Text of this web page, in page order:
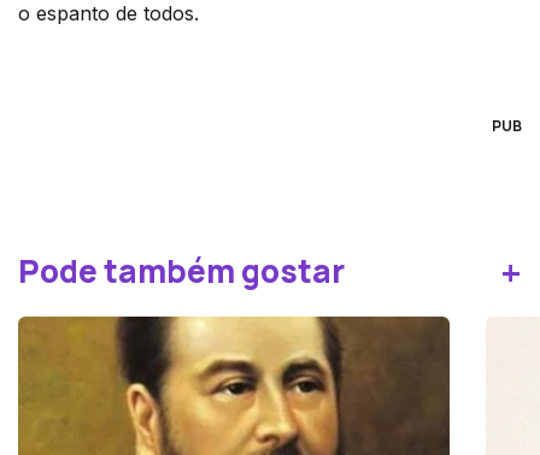
o espanto de todos.
PUB
Pode também gostar +